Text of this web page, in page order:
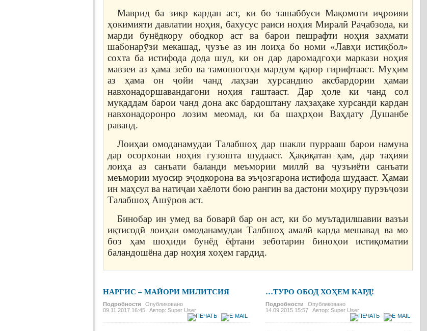
Маврид ба зикр кардан аст, ки бо ташаббуси Мақомоти иҷроияи
ҳокимияти давлатии ноҳия, бахусус раиси ноҳия Миралӣ Раҷабзода, ки
марди бунёдкору ободкор аст ва барои пешрафти ноҳия заҳмати
шабонарӯзӣ мекашад, ҷузъе аз ин лоиҳа бо номи «Лавҳи истиқбол»
сохта ба истифода дода шуд, ки он дар даромадгоҳи маркази ноҳия
мавзеи аз ҳама зебо ва тамошогоҳи мардум қарор гирифтааст. Муҳим
аз ҳама он ҷойи чанд лаҳзаи хурсандию аксбардории ҳамаи
навхонадоршавандагони ноҳия гаштааст. Дар ҳоле ки чанд сол
муқаддам барои чанд дона акс бардоштану лаҳзаҳаке хурсандӣ кардан
навхонадоронро лозим меомад, ки ба шаҳрҳои Ваҳдату Душанбе
раванд.
Лоиҳаи омоданамудаи Талабшоҳ дар шакли пуррааш барои намуна
дар осорхонаи ноҳия гузошта шудааст. Ҳақиқатан ҳам, дар таҳияи
лоиҳа аз санъати баланди меъмории миллӣ ва ҷузъиёти санъати
меъмории муосир эҷодкорона ва эъҷозгарона истифода шудааст. Ҳамаи
ин маҳсул ва натиҷаи хаёлоти бою рангин ва дастони моҳиру пурэъҷози
Талабшоҳ Ашӯров аст.
Бинобар ин умед ва боварӣ бар он аст, ки бо муътадилшавии вазъи
иқтисодӣ лоиҳаи омоданамудаи Талбшоҳ амалӣ карда мешавад ва мо
боз ҳам шоҳиди бунёд ёфтани зеботарин биноҳои истиқоматии
баландошёна дар ноҳия хоҳем гардид.
НАРГИС – МАЙОРИ МИЛИТСИЯ
Подробности
Опубликовано
09.11.2017 16:45
Автор: Super User
…ТУРО ОБОД ХОҲЕМ КАРД!
Подробности
Опубликовано
14.09.2015 15:57
Автор: Super User